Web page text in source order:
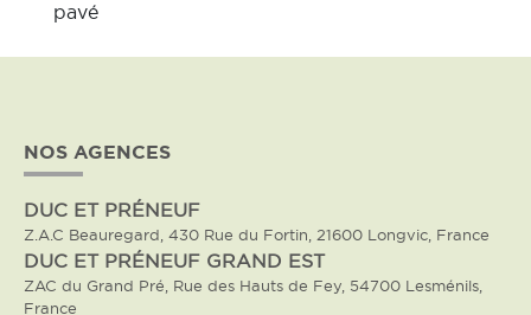
pavé
NOS AGENCES
DUC ET PRÉNEUF
Z.A.C Beauregard, 430 Rue du Fortin, 21600 Longvic, France
DUC ET PRÉNEUF GRAND EST
ZAC du Grand Pré, Rue des Hauts de Fey, 54700 Lesménils,
France